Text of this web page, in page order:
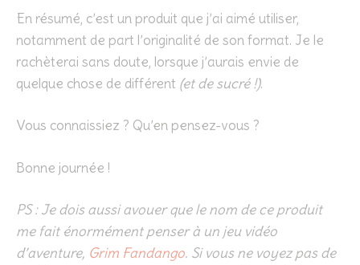
En résumé, c’est un produit que j’ai aimé utiliser,
notamment de part l’originalité de son format. Je le
rachèterai sans doute, lorsque j’aurais envie de
quelque chose de différent (et de sucré !).
Vous connaissiez ? Qu’en pensez-vous ?
Bonne journée !
PS : Je dois aussi avouer que le nom de ce produit
me fait énormément penser à un jeu vidéo
d’aventure, Grim Fandango. Si vous ne voyez pas de